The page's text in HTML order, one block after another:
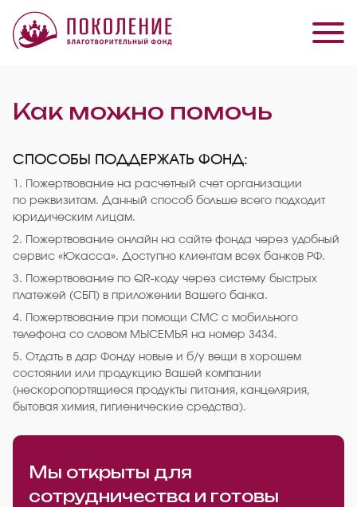
Как можно помочь
СПОСОБЫ ПОДДЕРЖАТЬ ФОНД:
1. Пожертвование на расчетный счет организации
по реквизитам. Данный способ больше всего подходит
юридическим лицам.
2. Пожертвование онлайн на сайте фонда через удобный
сервис «Юкасса». Доступно клиентам всех банков РФ.
3. Пожертвование по QR-коду через систему быстрых
платежей (СБП) в приложении Вашего банка.
4. Пожертвование при помощи СМС с мобильного
телефона со словом МЫСЕМЬЯ на номер 3434.
5. Отдать в дар Фонду новые и б/у вещи в хорошем
состоянии или продукцию Вашей компании
(нескоропортящиеся продукты питания, канцелярия,
бытовая химия, гигиенические средства).
Мы открыты для
сотрудничества и готовы